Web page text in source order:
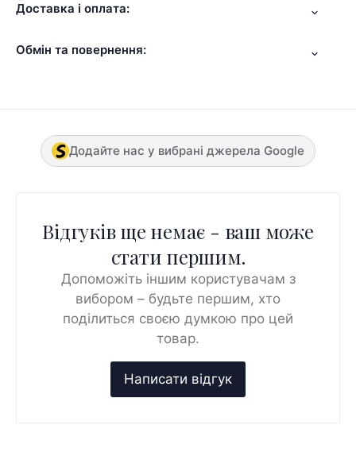
Доставка і оплата:
Обмін та повернення:
Додайте нас у вибрані джерела Google
Відгуків ще немає - ваш може
стати першим.
Допоможіть іншим користувачам з
вибором – будьте першим, хто
поділиться своєю думкою про цей
товар.